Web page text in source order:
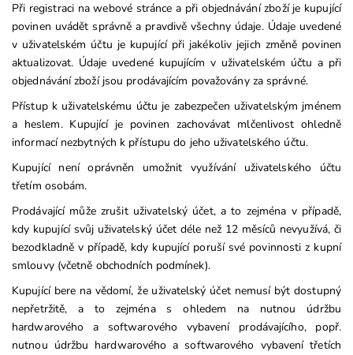
Při registraci na webové stránce a při objednávání zboží je kupující
povinen uvádět správně a pravdivě všechny údaje. Údaje uvedené
v uživatelském účtu je kupující při jakékoliv jejich změně povinen
aktualizovat. Údaje uvedené kupujícím v uživatelském účtu a při
objednávání zboží jsou prodávajícím považovány za správné.
Přístup k uživatelskému účtu je zabezpečen uživatelským jménem
a heslem. Kupující je povinen zachovávat mlčenlivost ohledně
informací nezbytných k přístupu do jeho uživatelského účtu.
Kupující není oprávněn umožnit využívání uživatelského účtu
třetím osobám.
Prodávající může zrušit uživatelský účet, a to zejména v případě,
kdy kupující svůj uživatelský účet déle než 12 měsíců nevyužívá, či
bezodkladně v případě, kdy kupující poruší své povinnosti z kupní
smlouvy (včetně obchodních podmínek).
Kupující bere na vědomí, že uživatelský účet nemusí být dostupný
nepřetržitě, a to zejména s ohledem na nutnou údržbu
hardwarového a softwarového vybavení prodávajícího, popř.
nutnou údržbu hardwarového a softwarového vybavení třetích